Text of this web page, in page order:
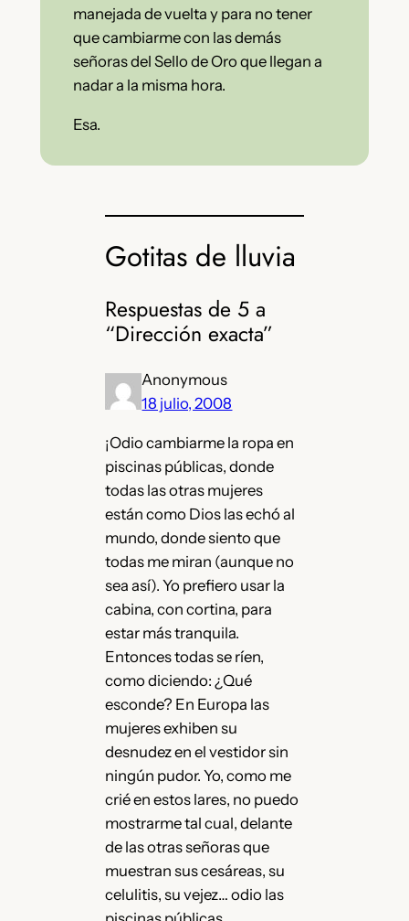
manejada de vuelta y para no tener
que cambiarme con las demás
señoras del Sello de Oro que llegan a
nadar a la misma hora.
Esa.
Gotitas de lluvia
Respuestas de 5 a
“Dirección exacta”
Anonymous
18 julio, 2008
¡Odio cambiarme la ropa en
piscinas públicas, donde
todas las otras mujeres
están como Dios las echó al
mundo, donde siento que
todas me miran (aunque no
sea así). Yo prefiero usar la
cabina, con cortina, para
estar más tranquila.
Entonces todas se ríen,
como diciendo: ¿Qué
esconde? En Europa las
mujeres exhiben su
desnudez en el vestidor sin
ningún pudor. Yo, como me
crié en estos lares, no puedo
mostrarme tal cual, delante
de las otras señoras que
muestran sus cesáreas, su
celulitis, su vejez… odio las